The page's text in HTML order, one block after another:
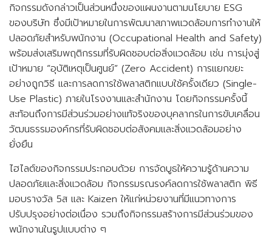
ผลิตภัณฑ์เครื่องทำน้ำร้อน
ประหยัดพลังงาน
กลุ่มงานบริการ
Thaisteward Mr.Pool
Allies Calvatistthai
หนังสือบริคณห์สนธิ
ข่าวแจ้ง SET
ข้อมูลหลักทรัพย์ของบริษัท
ติดต่อนักลงทุนสัมพันธ์
กิจกรรมดังกล่าวเป็นส่วนหนึ่งของแผนงานตามนโยบาย ESG
ของบริษัท ซึ่งมีเป้าหมายในการพัฒนาสภาพแวดล้อมการทำงานให้
ปลอดภัยสำหรับพนักงาน (Occupational Health and Safety)
พร้อมส่งเสริมพฤติกรรมที่รับผิดชอบต่อสิ่งแวดล้อม เช่น การมุ่งสู่
เป้าหมาย “อุบัติเหตุเป็นศูนย์” (Zero Accident) การแยกขยะ
อย่างถูกวิธี และการลดการใช้พลาสติกแบบใช้ครั้งเดียว (Single-
Use Plastic) ภายในโรงงานและสำนักงาน โดยกิจกรรมครั้งนี้
สะท้อนถึงการมีส่วนร่วมอย่างแท้จริงของบุคลากรในการขับเคลื่อน
วัฒนธรรมองค์กรที่รับผิดชอบต่อสังคมและสิ่งแวดล้อมอย่าง
ยั่งยืน
ไฮไลต์ของกิจกรรมประกอบด้วย การจัดบูธให้ความรู้ด้านความ
ปลอดภัยและสิ่งแวดล้อม กิจกรรมรณรงค์ลดการใช้พลาสติก พิธี
มอบรางวัล 5ส และ Kaizen ให้แก่หน่วยงานที่มีแนวทางการ
ปรับปรุงอย่างต่อเนื่อง รวมถึงกิจกรรมสร้างการมีส่วนร่วมของ
พนักงานในรูปแบบต่าง ๆ